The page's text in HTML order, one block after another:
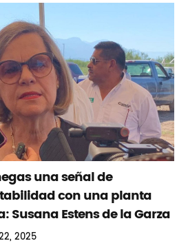
una señal de
con una planta
Susana Estens de la Garza
2025